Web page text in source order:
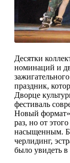
Десятки
номинаций и
праздник,
Дворце
фестиваль
Новый формат»
раз, но от
насыщенным.
черлидинг,
было увидеть